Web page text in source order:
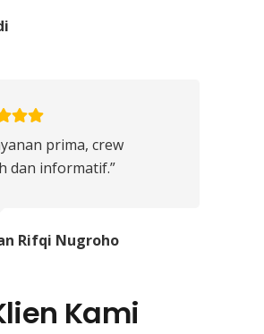
prima, crew
dan informatif.”
Rifqi Nugroho
Kami